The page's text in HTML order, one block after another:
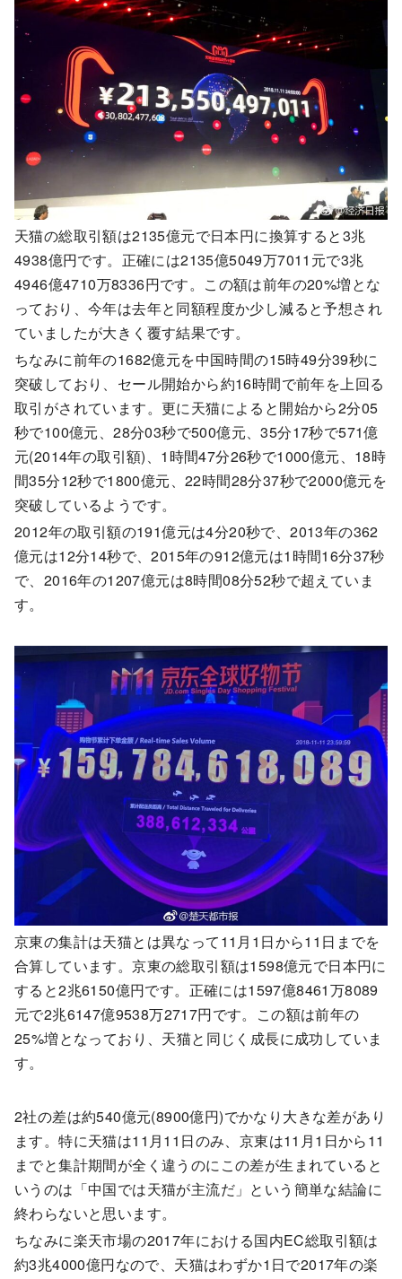
天猫の総取引額は2135億元で日本円に換算すると3兆
4938億円です。正確には2135億5049万7011元で3兆
4946億4710万8336円です。この額は前年の20%増とな
っており、今年は去年と同額程度か少し減ると予想され
ていましたが大きく覆す結果です。
ちなみに前年の1682億元を中国時間の15時49分39秒に
突破しており、セール開始から約16時間で前年を上回る
取引がされています。更に天猫によると開始から2分05
秒で100億元、28分03秒で500億元、35分17秒で571億
元(2014年の取引額)、1時間47分26秒で1000億元、18時
間35分12秒で1800億元、22時間28分37秒で2000億元を
突破しているようです。
2012年の取引額の191億元は4分20秒で、2013年の362
億元は12分14秒で、2015年の912億元は1時間16分37秒
で、2016年の1207億元は8時間08分52秒で超えていま
す。
京東の集計は天猫とは異なって11月1日から11日までを
合算しています。京東の総取引額は1598億元で日本円に
すると2兆6150億円です。正確には1597億8461万8089
元で2兆6147億9538万2717円です。この額は前年の
25%増となっており、天猫と同じく成長に成功していま
す。
2社の差は約540億元(8900億円)でかなり大きな差があり
ます。特に天猫は11月11日のみ、京東は11月1日から11
までと集計期間が全く違うのにこの差が生まれていると
いうのは「中国では天猫が主流だ」という簡単な結論に
終わらないと思います。
ちなみに楽天市場の2017年における国内EC総取引額は
約3兆4000億円なので、天猫はわずか1日で2017年の楽